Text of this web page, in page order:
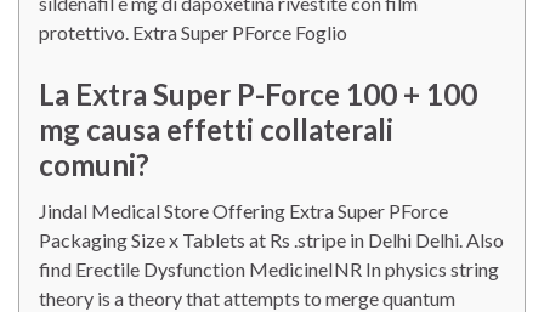
protettivo. Extra Super PForce Foglio
La Extra Super P-Force 100 + 100
mg causa effetti collaterali
comuni?
Jindal Medical Store Offering Extra Super PForce
Packaging Size x Tablets at Rs .stripe in Delhi Delhi. Also
find Erectile Dysfunction MedicineINR In physics string
theory is a theory that attempts to merge quantum